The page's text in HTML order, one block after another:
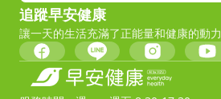
追蹤早安健康
讓一天的生活充滿了正能量和健康的動力